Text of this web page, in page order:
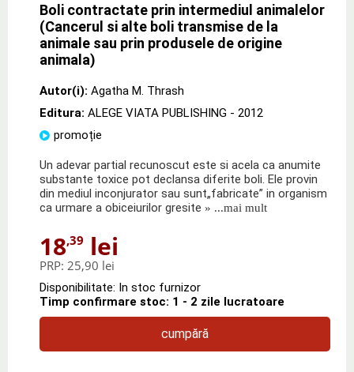
Boli contractate prin intermediul animalelor
(Cancerul si alte boli transmise de la
animale sau prin produsele de origine
animala)
Autor(i): Agatha M. Thrash
Editura: ALEGE VIATA PUBLISHING - 2012
promoție
Un adevar partial recunoscut este si acela ca anumite
substante toxice pot declansa diferite boli. Ele provin
din mediul inconjurator sau sunt„fabricate” in organism
ca urmare a obiceiurilor gresite » ...mai mult
18,39 lei
PRP: 25,90 lei
Disponibilitate: In stoc furnizor
Timp confirmare stoc: 1 - 2 zile lucratoare
cumpără